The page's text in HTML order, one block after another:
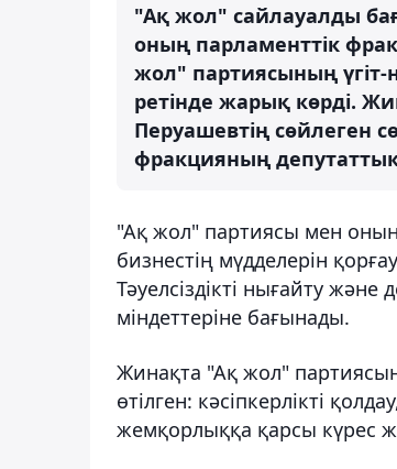
"Ақ жол" сайлауалды
оның парламенттік
жол" партиясының үгіт-
ретінде жарық көрді.
Перуашевтің сөйлеген
фракцияның
"Ақ жол" партиясы мен
бизнестің мүдделерін
Тәуелсіздікті нығайту
міндеттеріне бағынады.
Жинақта "Ақ жол"
өтілген: кәсіпкерлікті
жемқорлыққа қарсы күрес